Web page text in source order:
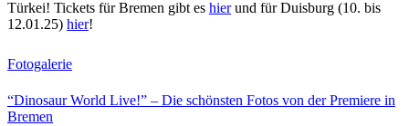
Türkei! Tickets für Bremen gibt es hierund für Duisburg (10. bis
12.01.25) hier!
Fotogalerie
“Dinosaur World Live!” – Die schönsten Fotos von der Premiere in
Bremen